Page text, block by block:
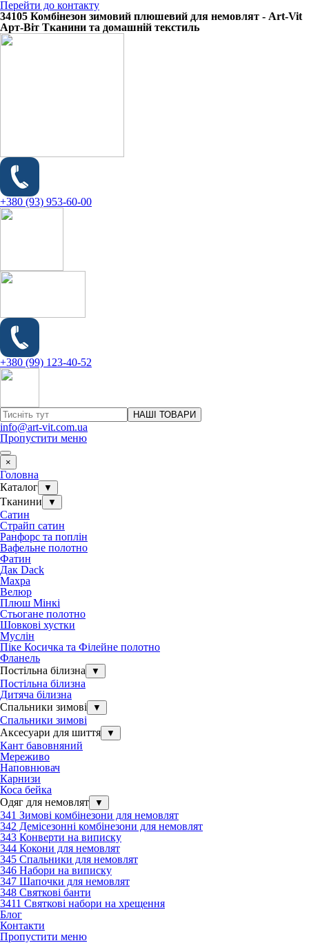
Перейти до контакту
34105 Комбінезон зимовий плюшевий для немовлят - Art-Vit
Арт-Віт Тканини та домашній текстиль
+380 (93) 953-60-00
+380 (99) 123-40-52
НАШІ ТОВАРИ
info@art-vit.com.ua
Пропустити меню
×
Головна
Каталог
▼
Тканини ▼
Сатин
Страйп сатин
Ранфорс та поплін
Вафельне полотно
Фатин
Дак Dack
Махра
Велюр
Плюш Мінкі
Стьогане полотно
Шовкові хустки
Муслін
Піке Косичка та Філейне полотно
Фланель
Постільна білизна
▼
Постільна білизна
Дитяча білизна
Спальники зимові
▼
Спальники зимові
Аксесуари для шиття
▼
Кант бавовняний
Мереживо
Наповнювач
Карнизи
Коса бейка
Одяг для немовлят
▼
341 Зимові комбінезони для немовлят
342 Демісезонні комбінезони для немовлят
343 Конверти на виписку
344 Кокони для немовлят
345 Спальники для немовлят
346 Набори на виписку
347 Шапочки для немовлят
348 Святкові банти
3411 Святкові набори на хрещення
Блог
Контакти
Пропустити меню